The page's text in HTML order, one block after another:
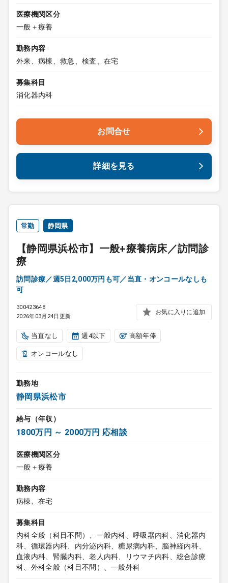
医療機関区分
一般＋療養
勤務内容
外来、病棟、救急、検査、在宅
募集科目
消化器内科
お問合せ
詳細を見る
常勤 静岡県
【静岡県浜松市】一般+療養病床／訪問診
療
訪問診療／週5日2,000万円も可／当直・オンコールなしも
可
300423648
2026年03月24日更新
お気に入りに追加
当直なし 週4以下 高額年俸
オンコールなし
勤務地
静岡県浜松市
給与（年収）
1800万円 ～ 2000万円 応相談
医療機関区分
一般＋療養
勤務内容
病棟、在宅
募集科目
内科全般（科目不問）、一般内科、呼吸器内科、消化器内
科、循環器内科、内分泌内科、糖尿病内科、脳神経内科、
血液内科、腎臓内科、老人内科、リウマチ内科、総合診療
科、外科全般（科目不問）、一般外科